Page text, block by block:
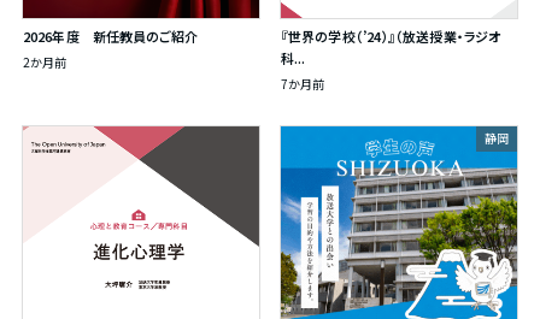
2026年度 新任教員のご紹介
2か月前
『世界の学校（’24）』（放送授業・ラジオ
科...
7か月前
静岡